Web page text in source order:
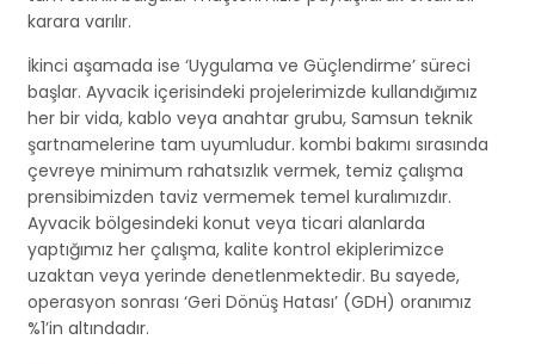
karara varılır.
İkinci aşamada ise ‘Uygulama ve Güçlendirme’ süreci
başlar. Ayvacik içerisindeki projelerimizde kullandığımız
her bir vida, kablo veya anahtar grubu, Samsun teknik
şartnamelerine tam uyumludur. kombi bakımı sırasında
çevreye minimum rahatsızlık vermek, temiz çalışma
prensibimizden taviz vermemek temel kuralımızdır.
Ayvacik bölgesindeki konut veya ticari alanlarda
yaptığımız her çalışma, kalite kontrol ekiplerimizce
uzaktan veya yerinde denetlenmektedir. Bu sayede,
operasyon sonrası ‘Geri Dönüş Hatası’ (GDH) oranımız
%1’in altındadır.